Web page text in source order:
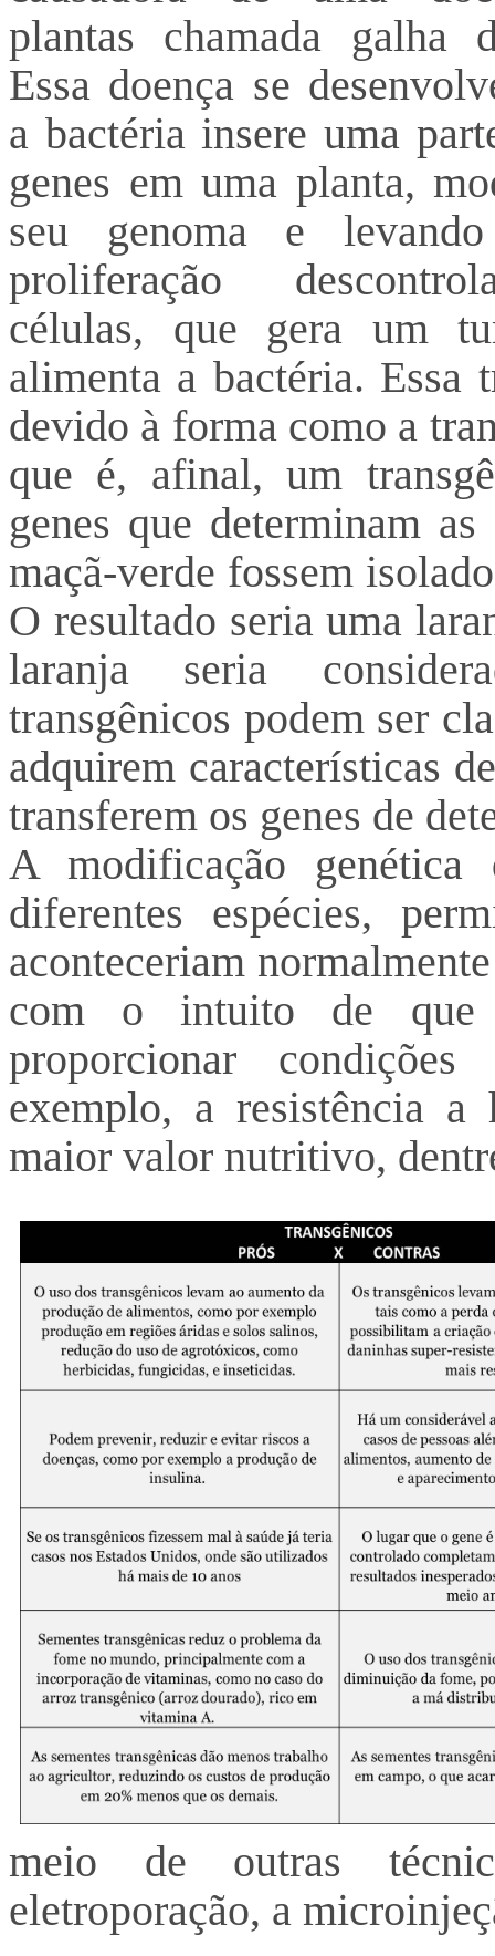
plantas chamada galha
Essa doença se
a bactéria insere uma
genes em uma planta,
seu genoma e
proliferação
células, que gera um
alimenta a bactéria. Essa
devido à forma como a
que é, afinal, um
genes que determinam
maçã-verde fossem
O resultado seria uma
laranja seria
transgênicos podem ser
adquirem características
transferem os genes de
A modificação genética
diferentes espécies,
aconteceriam
com o intuito de que
proporcionar
exemplo, a resistência a
maior valor nutritivo,
meio de outras
eletroporação, a